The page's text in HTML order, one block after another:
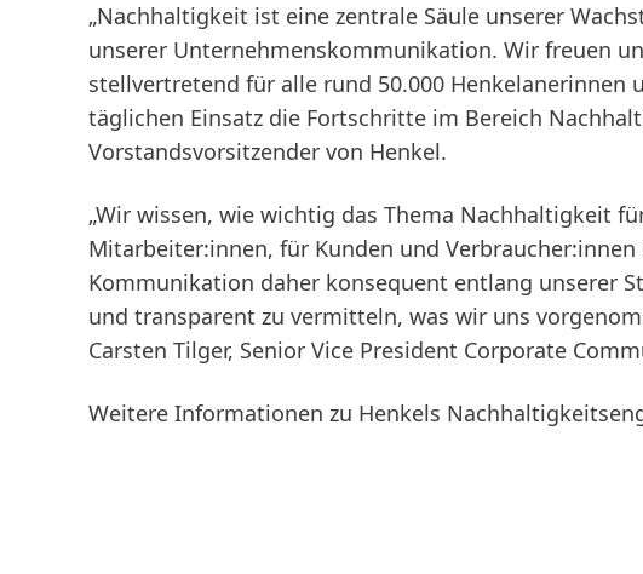
„Nachhaltigkeit ist eine zentrale Säule unserer
unserer Unternehmenskommunikation. Wir freuen
stellvertretend für alle rund 50.000
täglichen Einsatz die Fortschritte im Bereich
Vorstandsvorsitzender von Henkel.
„Wir wissen, wie wichtig das Thema Nachhaltigkeit
Mitarbeiter:innen, für Kunden und
Kommunikation daher konsequent entlang unserer
und transparent zu vermitteln, was wir uns
Carsten Tilger, Senior Vice President Corporate
Weitere Informationen zu Henkels